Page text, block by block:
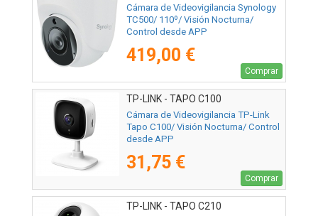
Cámara de Videovigilancia Synology
TC500/ 110º/ Visión Nocturna/
Control desde APP
419,00 €
Comprar
TP-LINK - TAPO C100
Cámara de Videovigilancia TP-Link
Tapo C100/ Visión Nocturna/ Control
desde APP
31,75 €
Comprar
TP-LINK - TAPO C210